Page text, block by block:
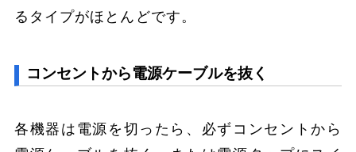
るタイプがほとんどです。
コンセントから電源ケーブルを抜く
各機器は電源を切ったら、必ずコンセントから